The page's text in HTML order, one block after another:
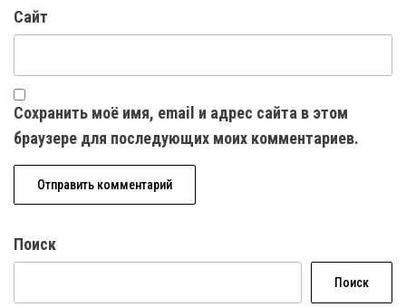
Сайт
Сохранить моё имя, email и адрес сайта в этом
браузере для последующих моих комментариев.
Поиск
Поиск